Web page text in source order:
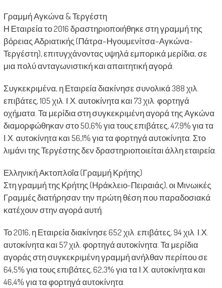
Γραμμή Αγκώνα & Τεργέστη
Η Εταιρεία το 2016 δραστηριοποιήθηκε στη γραμμή της
βόρειας Αδριατικής (Πάτρα–Ηγουμενίτσα–Αγκώνα-
Τεργέστη), επιτυγχάνοντας υψηλά εμπορικά μερίδια, σε
μια πολύ ανταγωνιστική και απαιτητική αγορά.
Συγκεκριμένα, η Εταιρεία διακίνησε συνολικά 388 χιλ.
επιβάτες, 105 χιλ. Ι.Χ. αυτοκίνητα και 73 χιλ. φορτηγά
οχήματα. Τα μερίδια στη συγκεκριμένη αγορά της Αγκώνα
διαμορφώθηκαν στο 50,6% για τους επιβάτες, 47,9% για τα
Ι.Χ. αυτοκίνητα και 56,1% για τα φορτηγά αυτοκίνητα. Στο
λιμάνι της Τεργέστης δεν δραστηριοποιείται άλλη εταιρεία.
Ελληνική Ακτοπλοΐα (Γραμμή Κρήτης)
Στη γραμμή της Κρήτης (Ηράκλειο-Πειραιάς), οι Μινωικές
Γραμμές διατήρησαν την πρώτη θέση που παραδοσιακά
κατέχουν στην αγορά αυτή.
Το 2016, η Εταιρεία διακίνησε 652 χιλ. επιβάτες, 94 χιλ. Ι.Χ.
αυτοκίνητα και 57 χιλ. φορτηγά αυτοκίνητα. Τα μερίδια
αγοράς στη συγκεκριμένη γραμμή ανήλθαν περίπου σε
64,5% για τους επιβάτες, 62,3% για τα Ι.Χ. αυτοκίνητα και
46,4% για τα φορτηγά αυτοκίνητα.